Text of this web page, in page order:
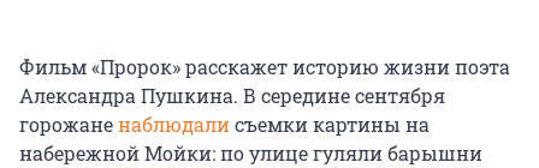
Фильм «Пророк» расскажет историю жизни поэта
Александра Пушкина. В середине сентября
горожаненаблюдалисъемки картины на
набережной Мойки: по улице гуляли барышни